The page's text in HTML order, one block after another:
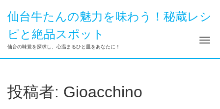
仙台牛たんの魅力を味わう！秘蔵レシ
ピと絶品スポット
仙台の味覚を探求し、心温まるひと皿をあなたに！ ナ
投稿者: Gioacchino